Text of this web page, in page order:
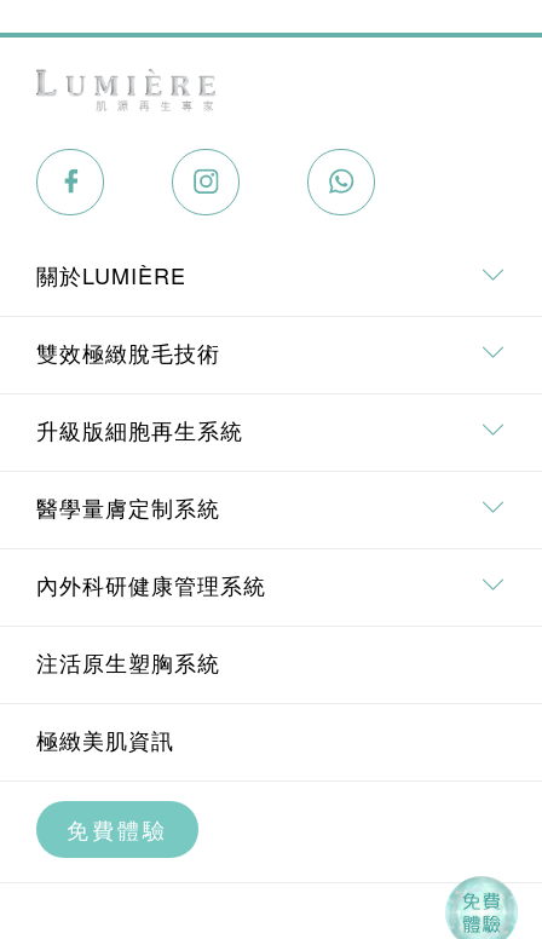
關於LUMIÈRE
關於我們
專業．專研團隊
療程價值承諾
雙效極緻脫毛技術
雙效極緻脫毛技術介紹
全身脫毛
面部脫毛
腋下脫毛
私密部位脫毛
全腿脫毛
升級版細胞再生系統
升級版細胞再生系統介紹
Pico 皮秒去斑療程
Oligio重塑膠原緊膚療程
BTL EXION AI黃金微針療程
BTL EXION升級版射頻膠原再生療程
醫學量膚定制系統
埋線鼻雕療程
醫學量膚定制系統介紹
透明質酸療程
高效祛皺療程
內外科研健康管理系統
U.M.A.M 痛症管理系統
內外科研健康管理系統介紹
科研智艾內調養宮療程
注活原生塑胸系統
極緻美肌資訊
免費體驗